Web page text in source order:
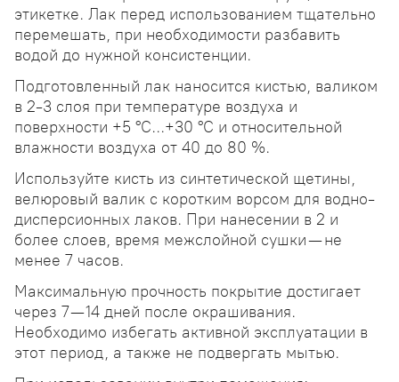
этикетке. Лак перед использованием тщательно
перемешать, при необходимости разбавить
водой до нужной консистенции.
Подготовленный лак наносится кистью, валиком
в 2-3 слоя при температуре воздуха и
поверхности +5 °С...+30 °С и относительной
влажности воздуха от 40 до 80 %.
Используйте кисть из синтетической щетины,
велюровый валик с коротким ворсом для водно-
дисперсионных лаков. При нанесении в 2 и
более слоев, время межслойной сушки — не
менее 7 часов.
Максимальную прочность покрытие достигает
через 7—14 дней после окрашивания.
Необходимо избегать активной эксплуатации в
этот период, а также не подвергать мытью.